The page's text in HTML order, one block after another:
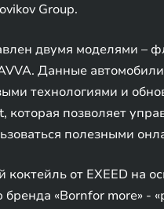
Group.
двумя моделями –
Данные
технологиями и
позволяет
полезными
коктейль от EXEED
«Bornfor more» -